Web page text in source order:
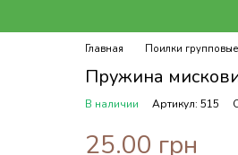
Главная Поилки
Пружина
В наличии Артикул: 515
25.00 грн